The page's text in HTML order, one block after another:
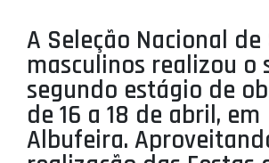
A Seleção Nacional de
masculinos realizou o
segundo estágio de
de 16 a 18 de abril, em
Albufeira.